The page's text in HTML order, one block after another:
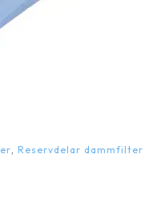
, Reservdelar dammfilter